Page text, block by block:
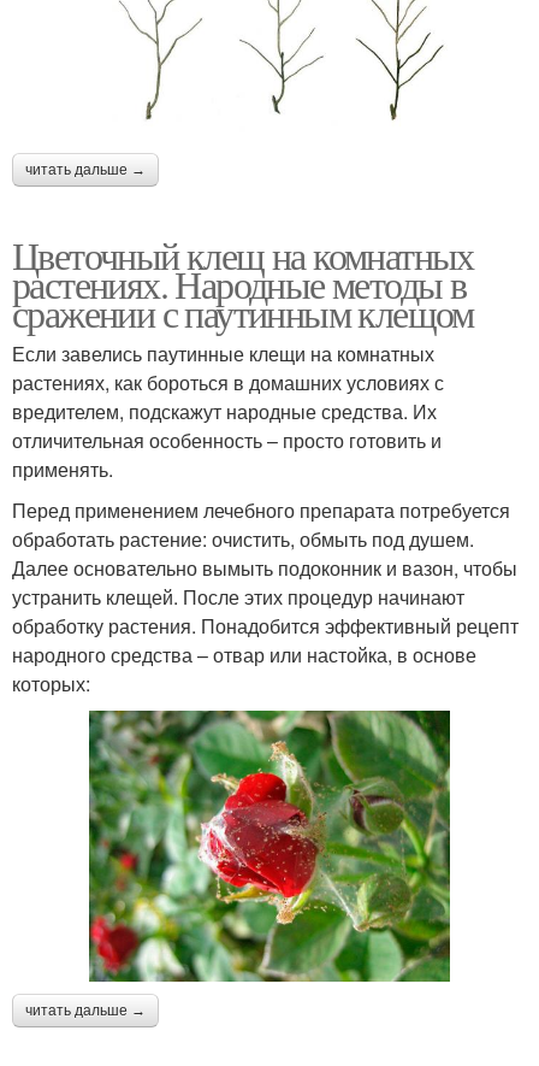
читать дальше →
Цветочный клещ на комнатных
растениях. Народные методы в
сражении с паутинным клещом
Если завелись паутинные клещи на комнатных
растениях, как бороться в домашних условиях с
вредителем, подскажут народные средства. Их
отличительная особенность – просто готовить и
применять.
Перед применением лечебного препарата потребуется
обработать растение: очистить, обмыть под душем.
Далее основательно вымыть подоконник и вазон, чтобы
устранить клещей. После этих процедур начинают
обработку растения. Понадобится эффективный рецепт
народного средства – отвар или настойка, в основе
которых:
читать дальше →